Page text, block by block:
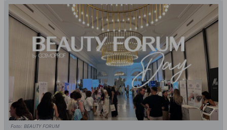
Foto: BEAUTY FORUM